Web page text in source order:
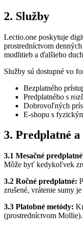
2. Služby
Lectio.one poskytuje
prostredníctvom
modlitieb a ďalšieho
Služby sú dostupné vo
Bezplatného
Predplatného s
Dobrovoľných
E-shopu s
3. Predplatné
3.1 Mesačné
Môže byť kedykoľvek
3.2 Ročné predplatné:
zrušené, vrátenie sumy
3.3 Platobné metódy:
(prostredníctvom Mollie).